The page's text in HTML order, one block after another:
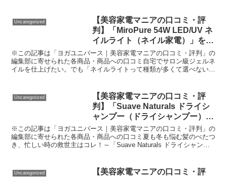
Uncategorized
【美容家電マニアの口コミ・評
判】「MiroPure 54W LED/UV ネ
イルライト（ネイル家電）」を実
際に使ってみた正直感想
※この記事は「ヨガユニバース｜美容家電マニアの口コミ・評判」の
編集部に寄せられた各商品・商品への口コミ自宅でサロン級ジェルネ
イルを仕上げたい。でも「ネイルライトって種類が多くて選べない」
Uncategorized
【美容家電マニアの口コミ・評
判】「Suave Naturals ドライシ
ャンプー（ドライシャンプー）」
を実際に使ってみた正直感想
※この記事は「ヨガユニバース｜美容家電マニアの口コミ・評判」の
編集部に寄せられた各商品・商品への口コミ夏も冬も悩む髪のべたつ
き、忙しい時の救世主はコレ！～「Suave Naturals ドライシャンプ
Uncategorized
【美容家電マニアの口コミ・評